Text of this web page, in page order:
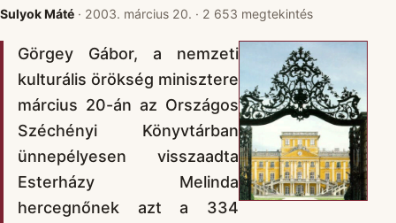
Sulyok Máté · 2003. március 20. · 2 653 megtekintés
Görgey Gábor, a nemzeti
kulturális örökség minisztere
március 20-án az Országos
Széchényi Könyvtárban
ünnepélyesen visszaadta
Esterházy Melinda
hercegnőnek azt a 334